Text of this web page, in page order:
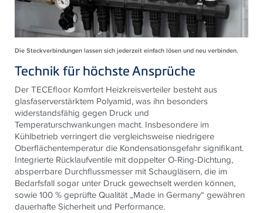
Die Steckverbindungen lassen sich jederzeit einfach lösen und neu verbinden.
Technik für höchste Ansprüche
Der TECEfloor Komfort Heizkreisverteiler besteht aus
glasfaserverstärktem Polyamid, was ihn besonders
widerstandsfähig gegen Druck und
Temperaturschwankungen macht. Insbesondere im
Kühlbetrieb verringert die vergleichsweise niedrigere
Oberflächentemperatur die Kondensationsgefahr signifikant.
Integrierte Rücklaufventile mit doppelter O-Ring-Dichtung,
absperrbare Durchflussmesser mit Schaugläsern, die im
Bedarfsfall sogar unter Druck gewechselt werden können,
sowie 100 % geprüfte Qualität „Made in Germany“ gewähren
dauerhafte Sicherheit und Performance.